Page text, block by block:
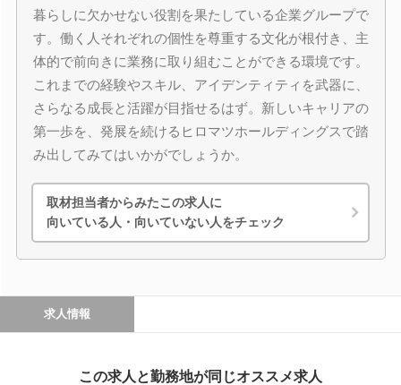
暮らしに欠かせない役割を果たしている企業グループで
す。働く人それぞれの個性を尊重する文化が根付き、主
体的で前向きに業務に取り組むことができる環境です。
これまでの経験やスキル、アイデンティティを武器に、
さらなる成長と活躍が目指せるはず。新しいキャリアの
第一歩を、発展を続けるヒロマツホールディングスで踏
み出してみてはいかがでしょうか。
取材担当者からみたこの求人に
向いている人・向いていない人をチェック
求人情報
この求人と勤務地が同じオススメ求人